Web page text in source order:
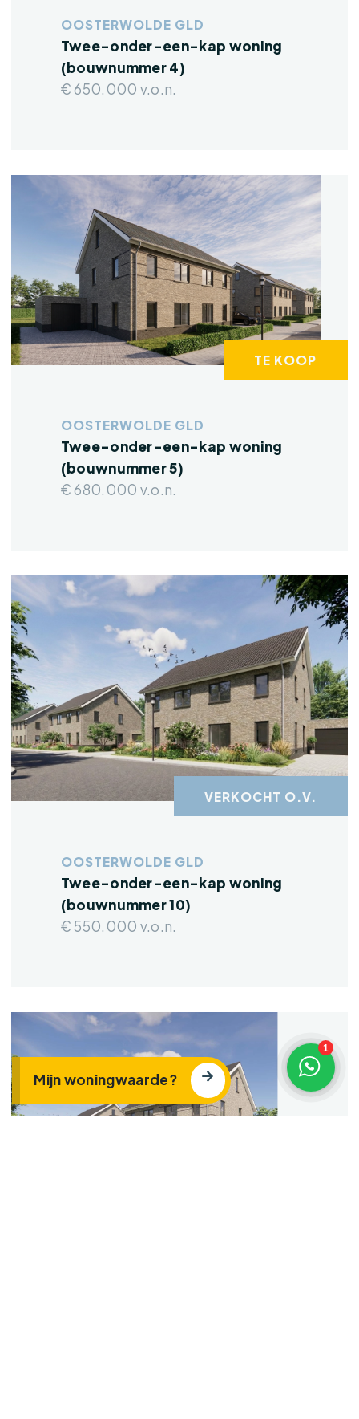
1
OOSTERWOLDE GLD
Twee-onder-een-kap woning
(bouwnummer 4)
€ 650.000 v.o.n.
TE KOOP
OOSTERWOLDE GLD
Twee-onder-een-kap woning
(bouwnummer 5)
€ 680.000 v.o.n.
VERKOCHT O.V.
OOSTERWOLDE GLD
Twee-onder-een-kap woning
(bouwnummer 10)
€ 550.000 v.o.n.
Mijn woningwaarde?